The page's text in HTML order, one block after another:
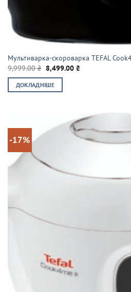
Мультиварка-скороварка TEFAL
9,999.00₴ Оригінальна
ціна:
9,999.00 ₴.
8,499.00₴
ДОКЛАДНІШЕ
-17%